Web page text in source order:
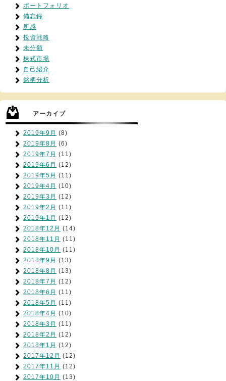
ポートフォリオ
備忘録
所感
投資戦略
未分類
株式市場
自己紹介
銘柄分析
アーカイブ
2019年9月 (8)
2019年8月 (6)
2019年7月 (11)
2019年6月 (12)
2019年5月 (11)
2019年4月 (10)
2019年3月 (12)
2019年2月 (11)
2019年1月 (12)
2018年12月 (14)
2018年11月 (11)
2018年10月 (11)
2018年9月 (13)
2018年8月 (13)
2018年7月 (12)
2018年6月 (11)
2018年5月 (11)
2018年4月 (10)
2018年3月 (11)
2018年2月 (12)
2018年1月 (12)
2017年12月 (12)
2017年11月 (12)
2017年10月 (13)